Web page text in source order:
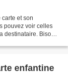
et son
pouvez voir celles
destinataire. Bisous
enfantine